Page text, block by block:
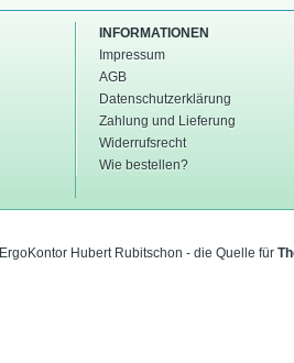
INFORMATIONEN
Impressum
AGB
Datenschutzerklärung
Zahlung und Lieferung
Widerrufsrecht
Wie bestellen?
ErgoKontor Hubert Rubitschon - die Quelle für